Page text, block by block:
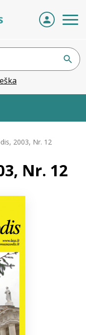
+370 667 80 541
2003, Nr. 12
Nr. 12